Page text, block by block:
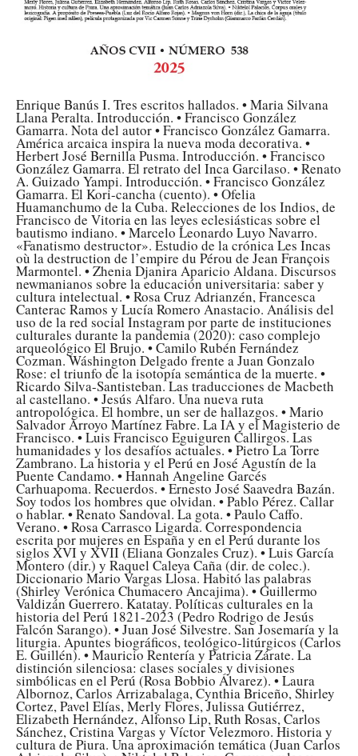
Enrique Banús I. Tres escritos hallados. • Maria Silvana
Llana Peralta. Introducción. • Francisco González
Gamarra. Nota del autor • Francisco González Gamarra.
América arcaica inspira la nueva moda decorativa. •
Herbert José Bernilla Pusma. Introducción. • Francisco
González Gamarra. El retrato del Inca Garcilaso. • Renato
A. Guizado Yampi. Introducción. • Francisco González
Gamarra. El Kori-cancha (cuento). • Ofelia
Huamanchumo de la Cuba. Relecciones de los Indios, de
Francisco de Vitoria en las leyes eclesiásticas sobre el
bautismo indiano. • Marcelo Leonardo Luyo Navarro.
«Fanatismo destructor». Estudio de la crónica Les Incas
où la destruction de l’empire du Pérou de Jean François
Marmontel. • Zhenia Djanira Aparicio Aldana. Discursos
newmanianos sobre la educación universitaria: saber y
cultura intelectual. • Rosa Cruz Adrianzén, Francesca
Canterac Ramos y Lucía Romero Anastacio. Análisis del
uso de la red social Instagram por parte de instituciones
culturales durante la pandemia (2020): caso complejo
arqueológico El Brujo. • Camilo Rubén Fernández
Cozman. Wáshington Delgado frente a Juan Gonzalo
Rose: el triunfo de la isotopía semántica de la muerte. •
Ricardo Silva-Santisteban. Las traducciones de Macbeth
al castellano. • Jesús Alfaro. Una nueva ruta
antropológica. El hombre, un ser de hallazgos. • Mario
Salvador Arroyo Martínez Fabre. La IA y el Magisterio de
Francisco. • Luis Francisco Eguiguren Callirgos. Las
humanidades y los desafíos actuales. • Pietro La Torre
Zambrano. La historia y el Perú en José Agustín de la
Puente Candamo. • Hannah Angeline Garcés
Carhuapoma. Recuerdos. • Ernesto José Saavedra Bazán.
Soy todos los hombres que olvidan. • Pablo Pérez. Callar
o hablar. • Renato Sandoval. La gota. • Paulo Caffo.
Verano. • Rosa Carrasco Ligarda. Correspondencia
escrita por mujeres en España y en el Perú durante los
siglos XVI y XVII (Eliana Gonzales Cruz). • Luis García
Montero (dir.) y Raquel Caleya Caña (dir. de colec.).
Diccionario Mario Vargas Llosa. Habitó las palabras
(Shirley Verónica Chumacero Ancajima). • Guillermo
Valdizán Guerrero. Katatay. Políticas culturales en la
historia del Perú 1821-2023 (Pedro Rodrigo de Jesús
Falcón Sarango). • Juan José Silvestre. San Josemaría y la
liturgia. Apuntes biográficos, teológico-litúrgicos (Carlos
E. Guillén). • Mauricio Rentería y Patricia Zárate. La
distinción silenciosa: clases sociales y divisiones
simbólicas en el Perú (Rosa Bobbio Álvarez). • Laura
Albornoz, Carlos Arrizabalaga, Cynthia Briceño, Shirley
Cortez, Pavel Elías, Merly Flores, Julissa Gutiérrez,
Elizabeth Hernández, Alfonso Lip, Ruth Rosas, Carlos
Sánchez, Cristina Vargas y Víctor Velezmoro. Historia y
cultura de Piura. Una aproximación temática (Juan Carlos